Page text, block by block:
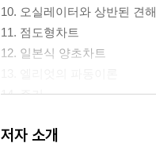
10. 오실레이터와 상반된 견해
11. 점도형차트
12. 일본식 양초차트
14. 주기
16. 자금관리와 거래전술
저자 소개